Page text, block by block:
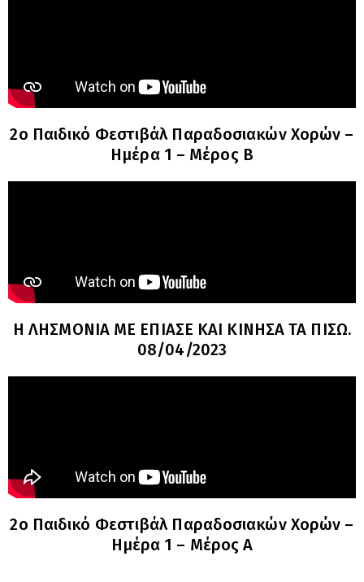
2o Παιδικό Φεστιβάλ Παραδοσιακών Χορών –
Ημέρα 1 – Μέρος B
Η ΛΗΣΜΟΝΙΑ ΜΕ ΕΠΙΑΣΕ ΚΑΙ ΚΙΝΗΣΑ ΤΑ ΠΙΣΩ.
08/04/2023
2o Παιδικό Φεστιβάλ Παραδοσιακών Χορών –
Ημέρα 1 – Μέρος Α